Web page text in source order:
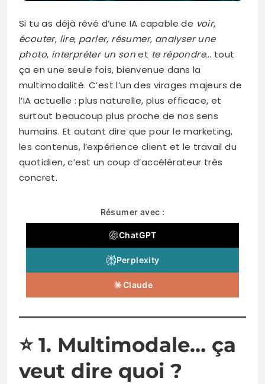
Si tu as déjà rêvé d’une IA capable de voir,
écouter, lire, parler, résumer, analyser une
photo, interpréter un sonet te répondre… tout
ça en une seule fois, bienvenue dans la
multimodalité. C’est l’un des virages majeurs de
l’IA actuelle : plus naturelle, plus efficace, et
surtout beaucoup plus proche de nos sens
humains. Et autant dire que pour le marketing,
les contenus, l’expérience client et le travail du
quotidien, c’est un coup d’accélérateur très
concret.
Résumer avec :
ChatGPT
Perplexity
Claude
⭐1. Multimodale… ça
veut dire quoi ?